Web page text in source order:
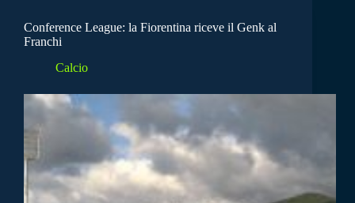
Conference League: la Fiorentina riceve il Genk al
Franchi
Calcio